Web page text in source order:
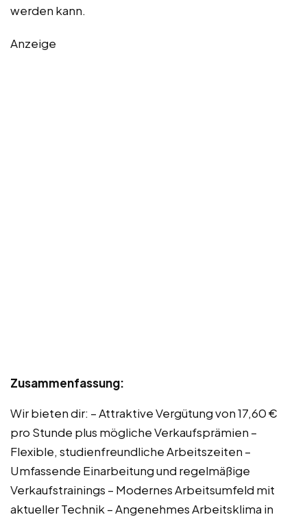
werden kann.
Anzeige
Zusammenfassung:
Wir bieten dir: – Attraktive Vergütung von 17,60 €
pro Stunde plus mögliche Verkaufsprämien –
Flexible, studienfreundliche Arbeitszeiten –
Umfassende Einarbeitung und regelmäßige
Verkaufstrainings – Modernes Arbeitsumfeld mit
aktueller Technik – Angenehmes Arbeitsklima in